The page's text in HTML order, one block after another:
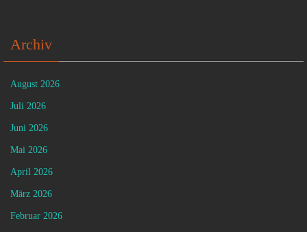
Archiv
August 2026
Juli 2026
Juni 2026
Mai 2026
April 2026
März 2026
Februar 2026